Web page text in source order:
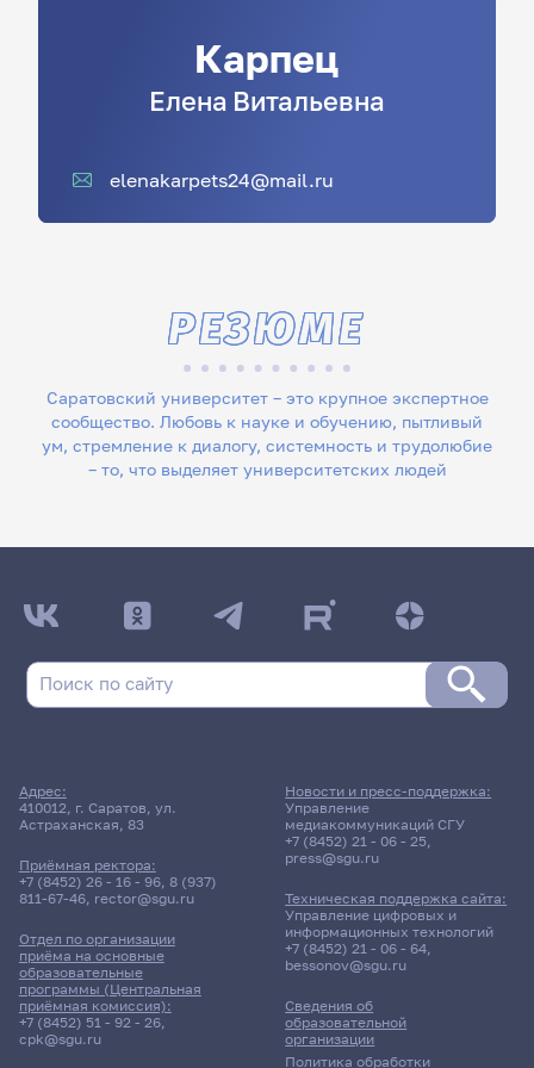
Карпец
Елена Витальевна
elenakarpets24@mail.ru
Саратовский университет – это крупное экспертное
сообщество. Любовь к науке и обучению, пытливый
ум, стремление к диалогу, системность и трудолюбие
– то, что выделяет университетских людей
РЕЗЮМЕ
Адрес:
410012, г. Саратов, ул.
Астраханская, 83
Приёмная ректора:
+7 (8452) 26 - 16 - 96, 8 (937)
811-67-46, rector@sgu.ru
Отдел по организации
приёма на основные
образовательные
программы (Центральная
приёмная комиссия):
+7 (8452) 51 - 92 - 26,
cpk@sgu.ru
Сведения об
образовательной
организации
Политика обработки
Новости и пресс-поддержка:
Управление
медиакоммуникаций СГУ
+7 (8452) 21 - 06 - 25,
press@sgu.ru
Техническая поддержка сайта:
Управление цифровых и
информационных технологий
+7 (8452) 21 - 06 - 64,
bessonov@sgu.ru